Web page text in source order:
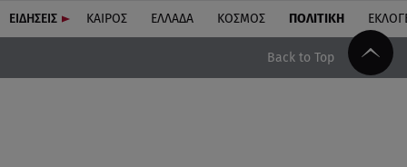
ΕΙΔΗΣΕΙΣ ΚΑΙΡΟΣ ΕΛΛΑΔΑ ΚΟΣΜΟΣ ΠΟΛΙΤΙΚΗ
Back to Top